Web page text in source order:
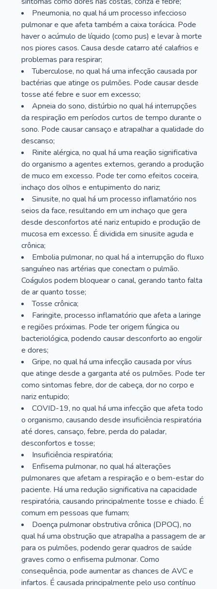
Pneumonia, no qual há um processo infeccioso
pulmonar e que afeta também a caixa torácica. Pode
haver o acúmulo de líquido (como pus) e levar à morte
nos piores casos. Causa desde catarro até calafrios e
problemas para respirar;
Tuberculose, no qual há uma infecção causada por
bactérias que atinge os pulmões. Pode causar desde
tosse até febre e suor em excesso;
Apneia do sono, distúrbio no qual há interrupções
da respiração em períodos curtos de tempo durante o
sono. Pode causar cansaço e atrapalhar a qualidade do
descanso;
Rinite alérgica, no qual há uma reação significativa
do organismo a agentes externos, gerando a produção
de muco em excesso. Pode ter como efeitos coceira,
inchaço dos olhos e entupimento do nariz;
Sinusite, no qual há um processo inflamatório nos
seios da face, resultando em um inchaço que gera
desde desconfortos até nariz entupido e produção de
mucosa em excesso. É dividida em sinusite aguda e
crônica;
Embolia pulmonar, no qual há a interrupção do fluxo
sanguíneo nas artérias que conectam o pulmão.
Coágulos podem bloquear o canal, gerando tanto falta
de ar quanto tosse;
Tosse crônica;
Faringite, processo inflamatório que afeta a laringe
e regiões próximas. Pode ter origem fúngica ou
bacteriológica, podendo causar desconforto ao engolir
e dores;
Gripe, no qual há uma infecção causada por vírus
que atinge desde a garganta até os pulmões. Pode ter
como sintomas febre, dor de cabeça, dor no corpo e
nariz entupido;
COVID-19, no qual há uma infecção que afeta todo
o organismo, causando desde insuficiência respiratória
até dores, cansaço, febre, perda do paladar,
desconfortos e tosse;
Insuficiência respiratória;
Enfisema pulmonar, no qual há alterações
pulmonares que afetam a respiração e o bem-estar do
paciente. Há uma redução significativa na capacidade
respiratória, causando principalmente tosse e chiado. É
comum em pessoas que fumam;
Doença pulmonar obstrutiva crônica (DPOC), no
qual há uma obstrução que atrapalha a passagem de ar
para os pulmões, podendo gerar quadros de saúde
graves como o enfisema pulmonar. Como
consequência, pode aumentar as chances de AVC e
infartos. É causada principalmente pelo uso contínuo